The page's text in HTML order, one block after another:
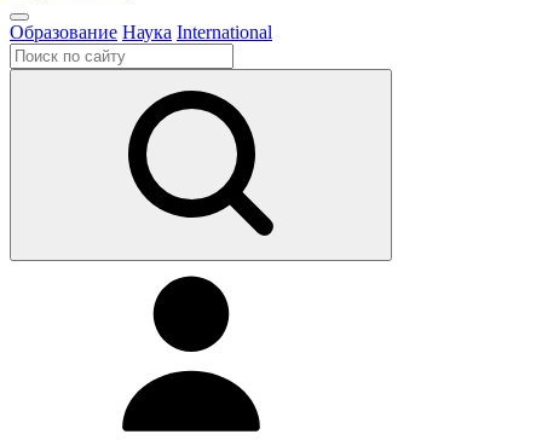
Образование Наука International